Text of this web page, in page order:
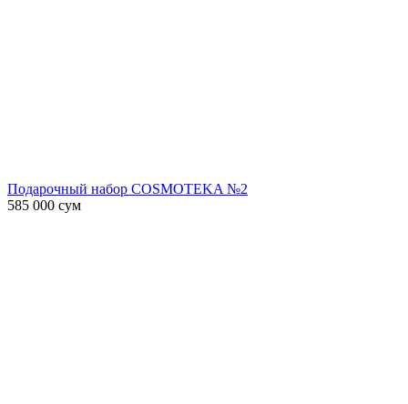
Подарочный набор COSMOTEKA №2
585 000 сум